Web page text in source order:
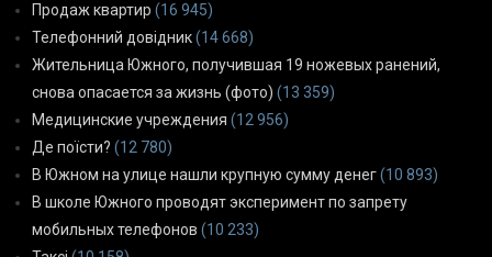
Продаж квартир (16 945)
Телефонний довідник(14 668)
Жительница Южного, получившая 19 ножевых ранений,
снова опасается за жизнь (фото) (13 359)
Медицинские учреждения (12 956)
Де поїсти? (12 780)
В Южном на улице нашли крупную сумму денег(10 893)
В школе Южного проводят эксперимент по запрету
мобильных телефонов (10 233)